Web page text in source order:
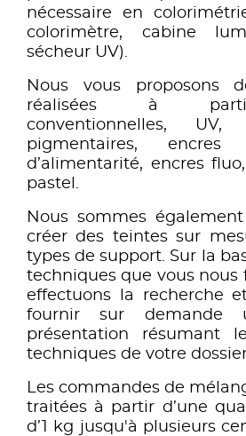
nécessaire en
colorimètre, cabine
sécheur UV).
Nous vous proposons
réalisées à
conventionnelles,
pigmentaires,
d’alimentarité, encres
pastel.
Nous sommes
créer des teintes sur
types de support. Sur la
techniques que vous nous
effectuons la recherche
fournir sur demande
présentation résumant
techniques de votre
Les commandes de
traitées à partir d’une
d’1 kg jusqu'à plusieurs